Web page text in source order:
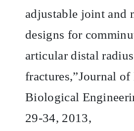
adjustable joint and
designs for
articular distal radius
fractures,”Journal
Biological
29-34, 2013,